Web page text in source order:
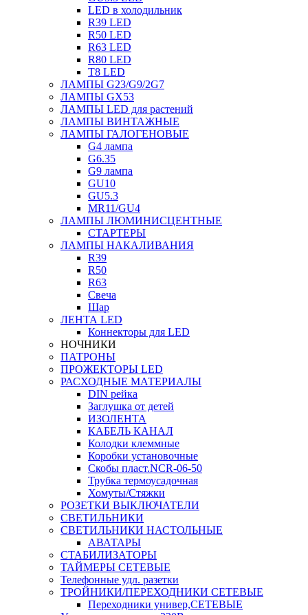
LED в холодильник
R39 LED
R50 LED
R63 LED
R80 LED
T8 LED
ЛАМПЫ G23/G9/2G7
ЛАМПЫ GX53
ЛАМПЫ LED для растений
ЛАМПЫ ВИНТАЖНЫЕ
ЛАМПЫ ГАЛОГЕНОВЫЕ
G4 лампа
G6.35
G9 лампа
GU10
GU5.3
MR11/GU4
ЛАМПЫ ЛЮМИНИСЦЕНТНЫЕ
СТАРТЕРЫ
ЛАМПЫ НАКАЛИВАНИЯ
R39
R50
R63
Свеча
Шар
ЛЕНТА LED
Коннекторы для LED
НОЧНИКИ
ПАТРОНЫ
ПРОЖЕКТОРЫ LED
РАСХОДНЫЕ МАТЕРИАЛЫ
DIN рейка
Заглушка от детей
ИЗОЛЕНТА
КАБЕЛЬ КАНАЛ
Колодки клеммные
Коробки установочные
Скобы пласт.NCR-06-50
Трубка термоусадочная
Хомуты/Стяжки
РОЗЕТКИ ВЫКЛЮЧАТЕЛИ
СВЕТИЛЬНИКИ
СВЕТИЛЬНИКИ НАСТОЛЬНЫЕ
АВАТАРЫ
СТАБИЛИЗАТОРЫ
ТАЙМЕРЫ СЕТЕВЫЕ
Телефонные удл. разетки
ТРОЙНИКИ/ПЕРЕХОДНИКИ СЕТЕВЫЕ
Переходники универ,СЕТЕВЫЕ